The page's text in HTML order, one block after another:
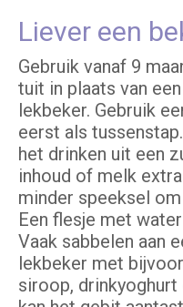
Liever een
Gebruik vanaf 9
tuit in plaats van
lekbeker. Gebruik
eerst als
het drinken uit een
inhoud of melk
minder speeksel
Een flesje met
Vaak sabbelen aan
lekbeker met
siroop,